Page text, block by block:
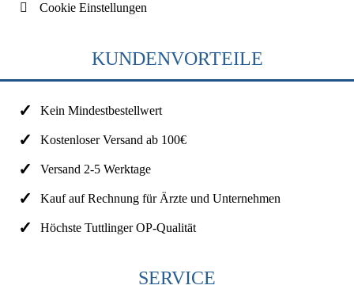
Cookie Einstellungen
KUNDENVORTEILE
Kein Mindestbestellwert
Kostenloser Versand ab 100€
Versand 2-5 Werktage
Kauf auf Rechnung für Ärzte und Unternehmen
Höchste Tuttlinger OP-Qualität
SERVICE